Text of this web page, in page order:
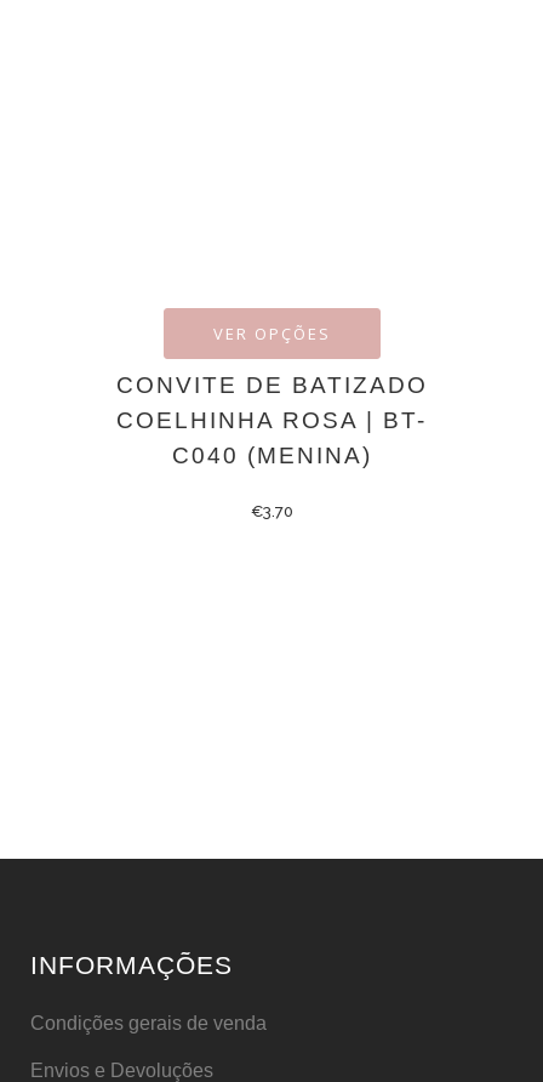
VER OPÇÕES
CONVITE DE BATIZADO
COELHINHA ROSA | BT-
C040 (MENINA)
€3.70
INFORMAÇÕES
Condições gerais de venda
Envios e Devoluções